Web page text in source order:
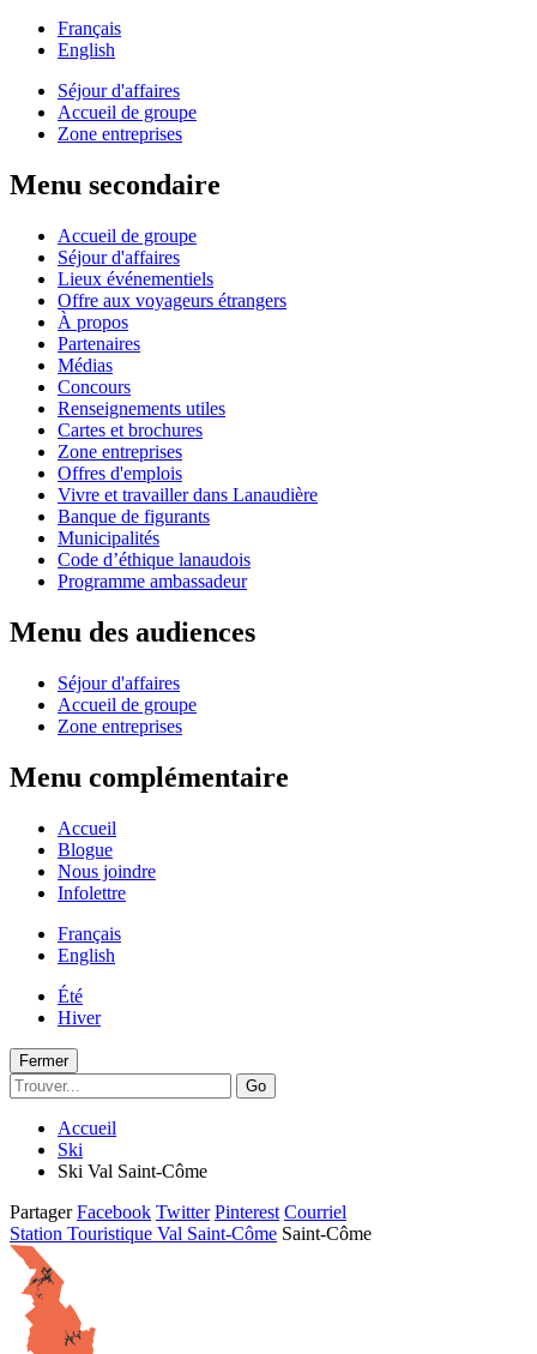
Français
English
Séjour d'affaires
Accueil de groupe
Zone entreprises
Menu secondaire
Accueil de groupe
Séjour d'affaires
Lieux événementiels
Offre aux voyageurs étrangers
À propos
Partenaires
Médias
Concours
Renseignements utiles
Cartes et brochures
Zone entreprises
Offres d'emplois
Vivre et travailler dans Lanaudière
Banque de figurants
Municipalités
Code d’éthique lanaudois
Programme ambassadeur
Menu des audiences
Séjour d'affaires
Accueil de groupe
Zone entreprises
Menu complémentaire
Accueil
Blogue
Nous joindre
Infolettre
Français
English
Été
Hiver
Fermer
Go
Accueil
Ski
Ski Val Saint-Côme
Partager Facebook Twitter Pinterest Courriel
Station Touristique Val Saint-Côme Saint-Côme